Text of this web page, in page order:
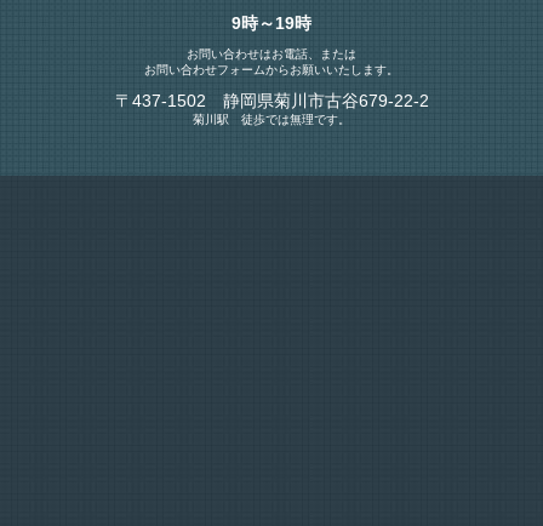
9時～19時
お問い合わせはお電話、または
お問い合わせフォームからお願いいたします。
〒437-1502 静岡県菊川市古谷679-22-2
菊川駅 徒歩では無理です。